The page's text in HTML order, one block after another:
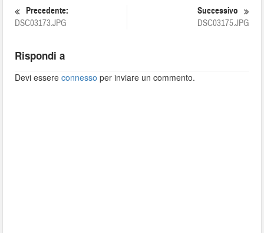
Precedente:
DSC03173.JPG
Successivo
DSC03175.JPG
Rispondi a
Devi essereconnesso per inviare un commento.